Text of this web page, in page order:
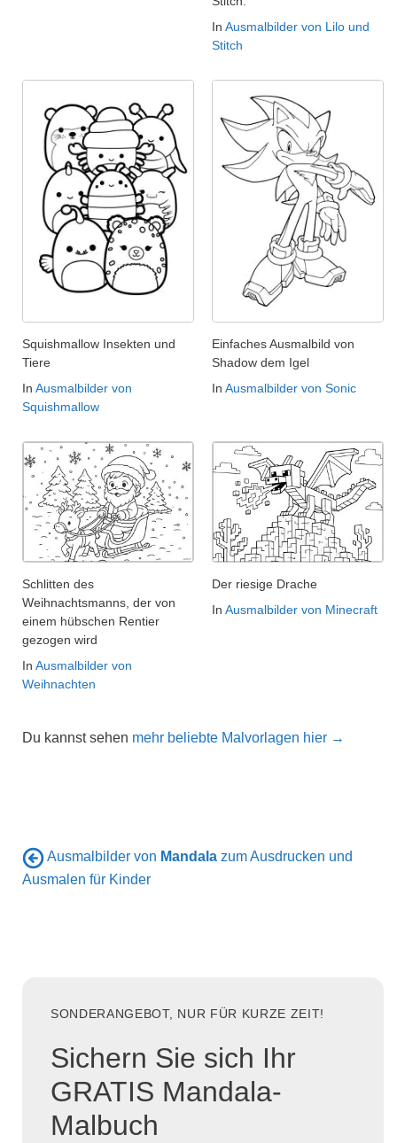
In Ausmalbilder von Lilo und
Stitch
Squishmallow Insekten und
Tiere
In Ausmalbilder von
Squishmallow
Einfaches Ausmalbild von
Shadow dem Igel
In Ausmalbilder von Sonic
Schlitten des
Weihnachtsmanns, der von
einem hübschen Rentier
gezogen wird
In Ausmalbilder von
Weihnachten
Der riesige Drache
In Ausmalbilder von Minecraft
Du kannst sehen mehr beliebte Malvorlagen hier →
Ausmalbilder von Mandala zum Ausdrucken und
Ausmalen für Kinder
SONDERANGEBOT, NUR FÜR KURZE ZEIT!
Sichern Sie sich Ihr
GRATIS Mandala-
Malbuch